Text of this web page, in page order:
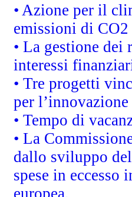
• Azione per il
emissioni di
• La gestione
interessi
• Tre progetti
per
• Tempo di
• La
dallo sviluppo
spese in
europea.